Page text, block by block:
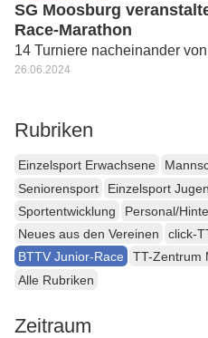
SG Moosburg
Race-Marathon
14 Turniere nacheinander
26.06.2024
Rubriken
Einzelsport Erwachsene
Seniorensport
Einzelsport
Sportentwicklung
Personal/
Neues aus den Vereinen
click-
BTTV Junior-Race
TT-Zentrum
Alle Rubriken
Zeitraum